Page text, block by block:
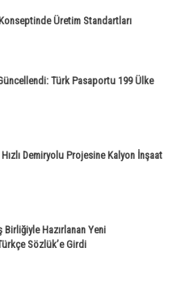
Üretim Standartları
Türk Pasaportu 199 Ülke
Demiryolu Projesine Kalyon İnşaat
Birliğiyle Hazırlanan Yeni
Sözlük’e Girdi